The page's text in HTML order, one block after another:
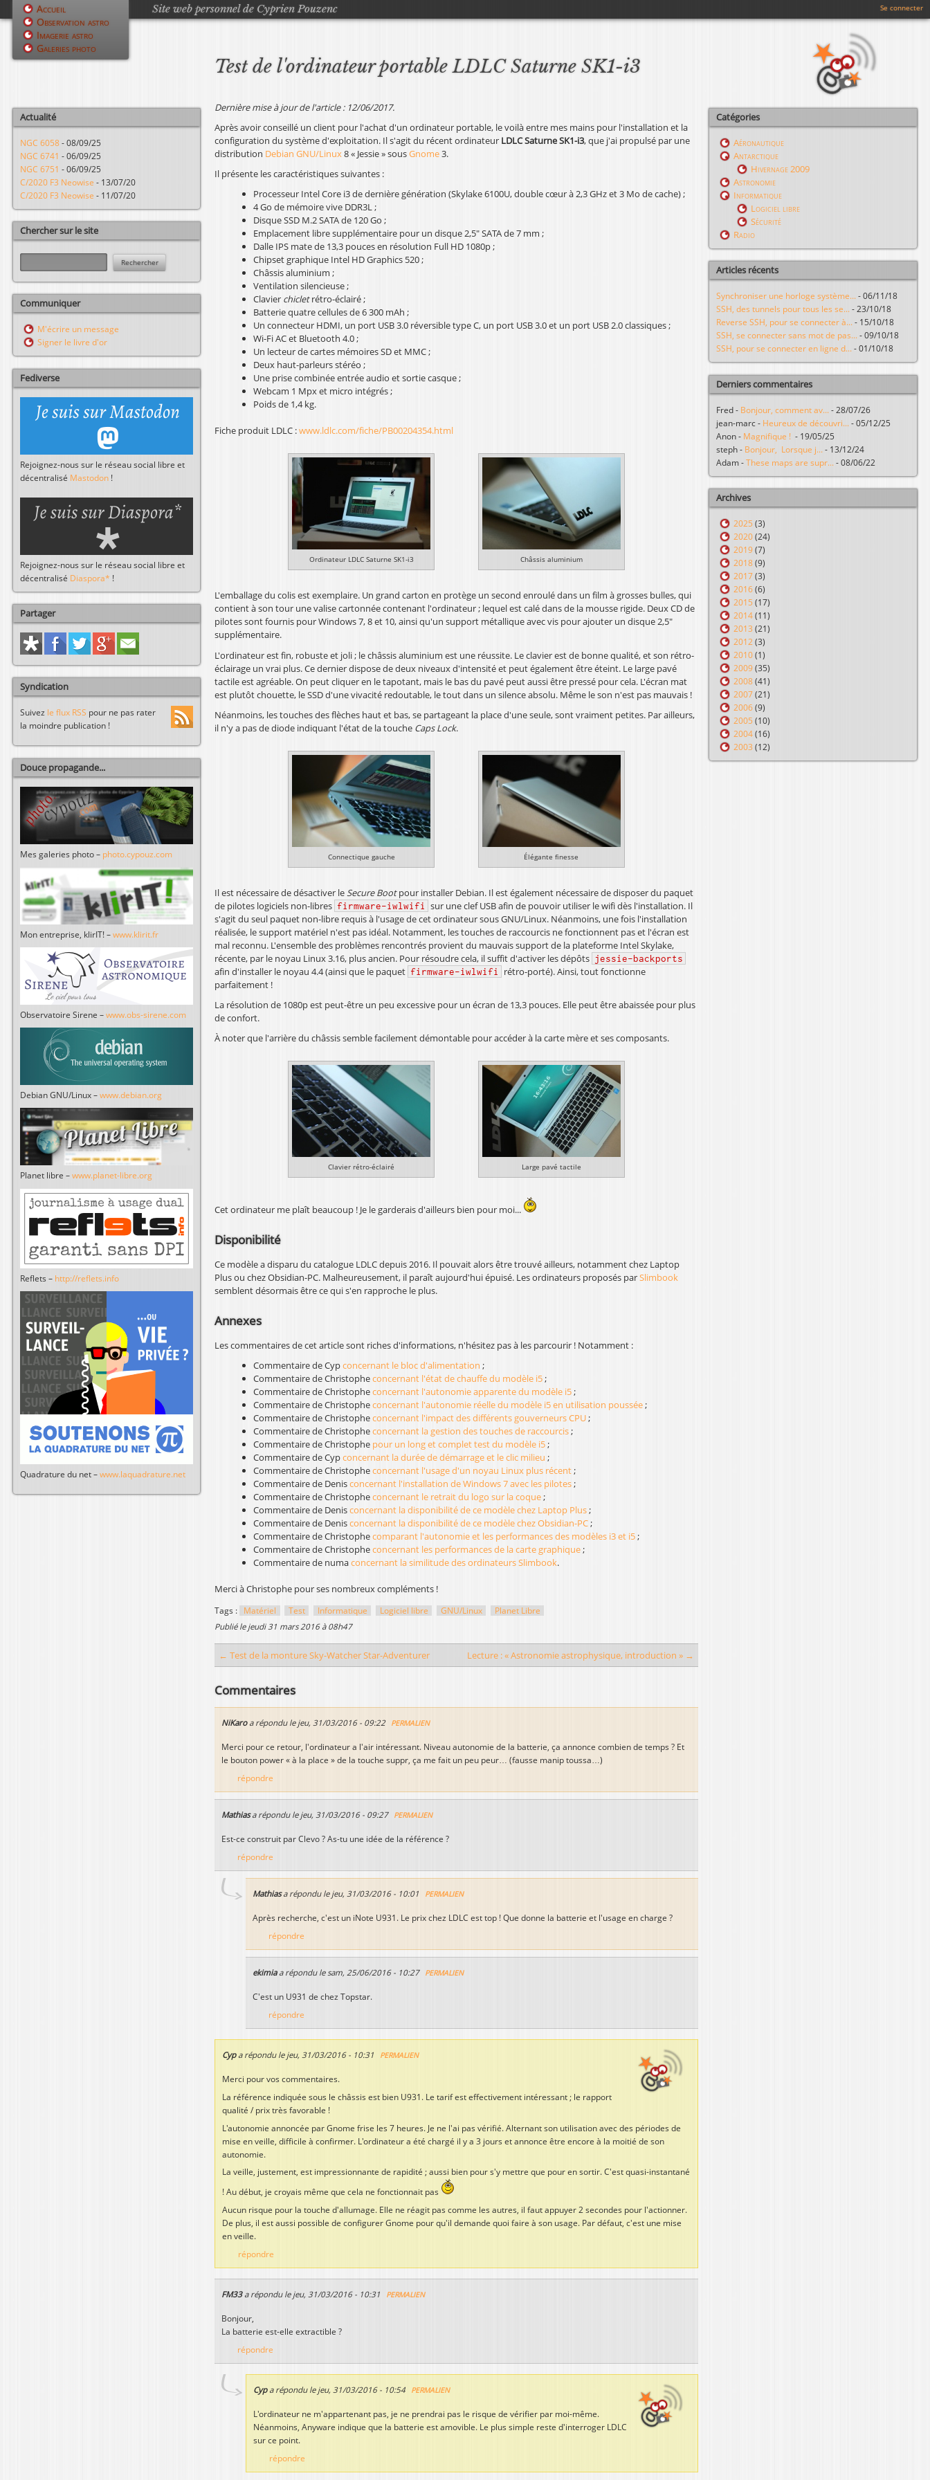
Site web personnel de Cyprien Pouzenc Se connecter
Test de l'ordinateur portable LDLC Saturne SK1-i3
Dernière mise à jour de l'article : 12/06/2017.
Après avoir conseillé un client pour l'achat d'un ordinateur portable, le voilà entre mes mains pour l'installation et la
configuration du système d'exploitation. Il s'agit du récent ordinateur LDLC Saturne SK1-i3, que j'ai propulsé par une
distribution Debian GNU/Linux8 « Jessie » sousGnome3.
Il présente les caractéristiques suivantes :
Processeur Intel Core i3 de dernière génération (Skylake 6100U, double cœur à 2,3 GHz et 3 Mo de cache) ;
4 Go de mémoire vive DDR3L ;
Disque SSD M.2 SATA de 120 Go ;
Emplacement libre supplémentaire pour un disque 2,5" SATA de 7 mm ;
Dalle IPS mate de 13,3 pouces en résolution Full HD 1080p ;
Chipset graphique Intel HD Graphics 520 ;
Châssis aluminium ;
Ventilation silencieuse ;
Clavier chicletrétro-éclairé ;
Batterie quatre cellules de 6 300 mAh ;
Un connecteur HDMI, un port USB 3.0 réversible type C, un port USB 3.0 et un port USB 2.0 classiques ;
Wi-Fi AC et Bluetooth 4.0 ;
Un lecteur de cartes mémoires SD et MMC ;
Deux haut-parleurs stéréo ;
Une prise combinée entrée audio et sortie casque ;
Webcam 1 Mpx et micro intégrés ;
Poids de 1,4 kg.
Fiche produit LDLC :www.ldlc.com/fiche/PB00204354.html
Ordinateur LDLC Saturne SK1-i3 Châssis aluminium
L'emballage du colis est exemplaire. Un grand carton en protège un second enroulé dans un film à grosses bulles, qui
contient à son tour une valise cartonnée contenant l'ordinateur ; lequel est calé dans de la mousse rigide. Deux CD de
pilotes sont fournis pour Windows 7, 8 et 10, ainsi qu'un support métallique avec vis pour ajouter un disque 2,5"
supplémentaire.
L'ordinateur est fin, robuste et joli ; le châssis aluminium est une réussite. Le clavier est de bonne qualité, et son rétro-
éclairage un vrai plus. Ce dernier dispose de deux niveaux d'intensité et peut également être éteint. Le large pavé
tactile est agréable. On peut cliquer en le tapotant, mais le bas du pavé peut aussi être pressé pour cela. L'écran mat
est plutôt chouette, le SSD d'une vivacité redoutable, le tout dans un silence absolu. Même le son n'est pas mauvais !
Néanmoins, les touches des flèches haut et bas, se partageant la place d'une seule, sont vraiment petites. Par ailleurs,
il n'y a pas de diode indiquant l'état de la touche Caps Lock.
Connectique gauche Élégante finesse
Il est nécessaire de désactiver leSecure Bootpour installer Debian. Il est également nécessaire de disposer du paquet
de pilotes logiciels non-libres firmware-iwlwifi
sur une clef USB afin de pouvoir utiliser le wifi dès l'installation. Il
s'agit du seul paquet non-libre requis à l'usage de cet ordinateur sous GNU/Linux. Néanmoins, une fois l'installation
réalisée, le support matériel n'est pas idéal. Notamment, les touches de raccourcis ne fonctionnent pas et l'écran est
mal reconnu. L'ensemble des problèmes rencontrés provient du mauvais support de la plateforme Intel Skylake,
récente, par le noyau Linux 3.16, plus ancien. Pour résoudre cela, il suffit d'activer les dépôts jessie-backports
afin d'installer le noyau 4.4 (ainsi que le paquet firmware-iwlwifi
rétro-porté). Ainsi, tout fonctionne
parfaitement !
La résolution de 1080p est peut-être un peu excessive pour un écran de 13,3 pouces. Elle peut être abaissée pour plus
de confort.
À noter que l'arrière du châssis semble facilement démontable pour accéder à la carte mère et ses composants.
Clavier rétro-éclairé Large pavé tactile
Cet ordinateur me plaît beaucoup ! Je le garderais d'ailleurs bien pour moi...
Disponibilité
Ce modèle a disparu du catalogue LDLC depuis 2016. Il pouvait alors être trouvé ailleurs, notamment chez Laptop
Plus ou chez Obsidian-PC. Malheureusement, il paraît aujourd'hui épuisé. Les ordinateurs proposés parSlimbook
semblent désormais être ce qui s'en rapproche le plus.
Annexes
Les commentaires de cet article sont riches d'informations, n'hésitez pas à les parcourir ! Notamment :
Commentaire de Cypconcernant le bloc d'alimentation ;
Commentaire de Christopheconcernant l'état de chauffe du modèle i5;
Commentaire de Christopheconcernant l'autonomie apparente du modèle i5;
Commentaire de Christopheconcernant l'autonomie réelle du modèle i5 en utilisation poussée;
Commentaire de Christopheconcernant l'impact des différents gouverneurs CPU;
Commentaire de Christopheconcernant la gestion des touches de raccourcis;
Commentaire de Christophe pour un long et complet test du modèle i5;
Commentaire de Cypconcernant la durée de démarrage et le clic milieu ;
Commentaire de Christopheconcernant l'usage d'un noyau Linux plus récent;
Commentaire de Denisconcernant l'installation de Windows 7 avec les pilotes;
Commentaire de Christopheconcernant le retrait du logo sur la coque;
Commentaire de Denisconcernant la disponibilité de ce modèle chez Laptop Plus;
Commentaire de Denisconcernant la disponibilité de ce modèle chez Obsidian-PC;
Commentaire de Christophecomparant l'autonomie et les performances des modèles i3 et i5;
Commentaire de Christopheconcernant les performances de la carte graphique;
Commentaire de numaconcernant la similitude des ordinateurs Slimbook.
Merci à Christophe pour ses nombreux compléments !
Tags : Matériel Test Informatique Logiciel libre GNU/Linux
Planet Libre
publié le jeudi 31 mars 2016 à 08h47
← Test de la monture Sky-Watcher Star-Adventurer Lecture : « Astronomie astrophysique, introduction » →
Commentaires
NiKaroa répondu le jeu, 31/03/2016 - 09:22 PERMALIEN
Merci pour ce retour, l'ordinateur a l'air intéressant. Niveau autonomie de la batterie, ça annonce combien de temps ? Et
le bouton power « à la place » de la touche suppr, ça me fait un peu peur… (fausse manip toussa…)
répondre
Mathiasa répondu le jeu, 31/03/2016 - 09:27 PERMALIEN
Est-ce construit par Clevo ? As-tu une idée de la référence ?
répondre
Mathiasa répondu le jeu, 31/03/2016 - 10:01 PERMALIEN
Après recherche, c'est un iNote U931. Le prix chez LDLC est top ! Que donne la batterie et l'usage en charge ?
répondre
ekimiaa répondu le sam, 25/06/2016 - 10:27 PERMALIEN
C'est un U931 de chez Topstar.
répondre
Cypa répondu le jeu, 31/03/2016 - 10:31 PERMALIEN
Merci pour vos commentaires.
La référence indiquée sous le châssis est bien U931. Le tarif est effectivement intéressant ; le rapport
qualité / prix très favorable !
L'autonomie annoncée par Gnome frise les 7 heures. Je ne l'ai pas vérifié. Alternant son utilisation avec des périodes de
mise en veille, difficile à confirmer. L'ordinateur a été chargé il y a 3 jours et annonce être encore à la moitié de son
autonomie.
La veille, justement, est impressionnante de rapidité ; aussi bien pour s'y mettre que pour en sortir. C'est quasi-instantané
! Au début, je croyais même que cela ne fonctionnait pas
Aucun risque pour la touche d'allumage. Elle ne réagit pas comme les autres, il faut appuyer 2 secondes pour l'actionner.
De plus, il est aussi possible de configurer Gnome pour qu'il demande quoi faire à son usage. Par défaut, c'est une mise
en veille.
répondre
FM33a répondu le jeu, 31/03/2016 - 10:31 PERMALIEN
Bonjour,
La batterie est-elle extractible ?
répondre
Cypa répondu le jeu, 31/03/2016 - 10:54 PERMALIEN
L'ordinateur ne m'appartenant pas, je ne prendrai pas le risque de vérifier par moi-même.
Néanmoins, Anyware indique que la batterie est amovible. Le plus simple reste d'interroger LDLC
sur ce point.
répondre
M
p
c
p
a
Accueil
Observation astro
Imagerie astro
Galeries photo
Actualité
NGC 6058 - 08/09/25
NGC 6741 - 06/09/25
NGC 6751 - 06/09/25
C/2020 F3 Neowise - 13/07/20
C/2020 F3 Neowise - 11/07/20
Chercher sur le site
R
e
c
h
e
h
r
Communiquer
M'écrire un message
Signer le livre d'or
Fediverse
Rejoignez-nous sur le réseau social libre et
décentralisé Mastodon !
Rejoignez-nous sur le réseau social libre et
décentralisé Diaspora* !
Partager
Syndication
Suivez le flux RSS pour ne pas rater
la moindre publication !
Douce propagande...
Mes galeries photo – photo.cypouz.com
Mon entreprise, klirIT! – www.klirit.fr
Observatoire Sirene – www.obs-sirene.com
Debian GNU/Linux – www.debian.org
Planet libre – www.planet-libre.org
Reflets – http://reflets.info
Quadrature du net – www.laquadrature.net
Catégories
Aéronautique
Antarctique
Hivernage 2009
Astronomie
Informatique
Logiciel libre
Sécurité
Radio
Articles récents
Synchroniser une horloge système... - 06/11/18
SSH, des tunnels pour tous les se... - 23/10/18
Reverse SSH, pour se connecter à... - 15/10/18
SSH, se connecter sans mot de pas... - 09/10/18
SSH, pour se connecter en ligne d... - 01/10/18
Derniers commentaires
Fred - Bonjour, comment av... - 28/07/26
jean-marc - Heureux de découvri... - 05/12/25
Anon - Magnifique ! - 19/05/25
steph - Bonjour, Lorsque j... - 13/12/24
Adam - These maps are supr... - 08/06/22
Archives
2025 (3)
2020 (24)
2019 (7)
2018 (9)
2017 (3)
2016 (6)
2015 (17)
2014 (11)
2013 (21)
2012 (3)
2010 (1)
2009 (35)
2008 (41)
2007 (21)
2006 (9)
2005 (10)
2004 (16)
2003 (12)